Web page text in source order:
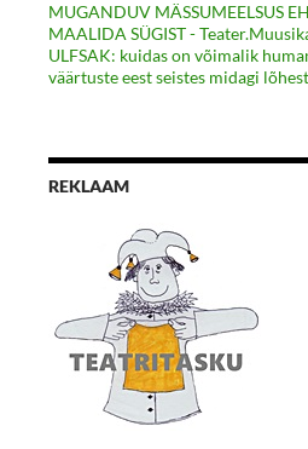
MUGANDUV MÄSSUMEELSUS
MAALIDA SÜGIST -
ULFSAK: kuidas on võimalik
väärtuste eest seistes midagi
REKLAAM